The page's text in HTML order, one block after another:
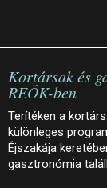
Kortársak és
REÖK-ben
Terítéken a
különleges
Éjszakája
gasztronómia